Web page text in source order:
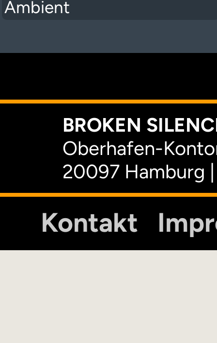
Ambient
BROKEN
Oberhafen-
20097 Hamburg
Kontakt